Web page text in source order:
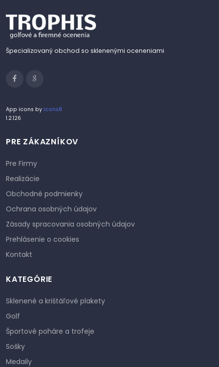
Špecializovaný obchod so sklenenými oceneniami
App icons by icons8
1.2.126
PRE ZÁKAZNÍKOV
Pre Firmy
Realizácie
Obchodné podmienky
Ochrana osobných údajov
Zásady spracovania osobných údajov
Prehlásenie o cookies
Kontakt
KATEGÓRIE
Sklenené a krištáľové plakety
Golf
Športové poháre a trofeje
Sošky
Medaily